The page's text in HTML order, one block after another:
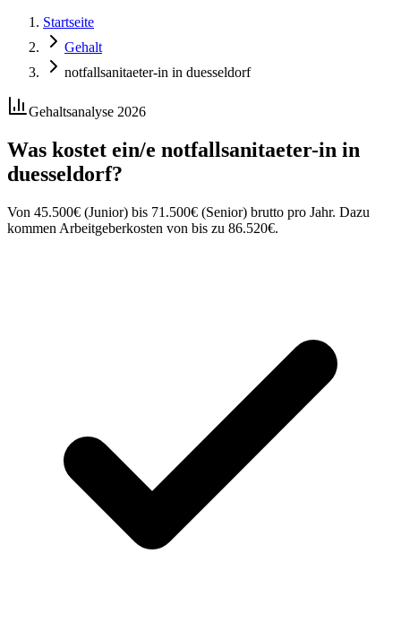
Startseite
Gehalt
notfallsanitaeter-in in duesseldorf
Gehaltsanalyse 2026
Was kostet ein/e notfallsanitaeter-in in
duesseldorf?
Von 45.500€ (Junior) bis 71.500€ (Senior) brutto pro Jahr. Dazu
kommen Arbeitgeberkosten von bis zu 86.520€.